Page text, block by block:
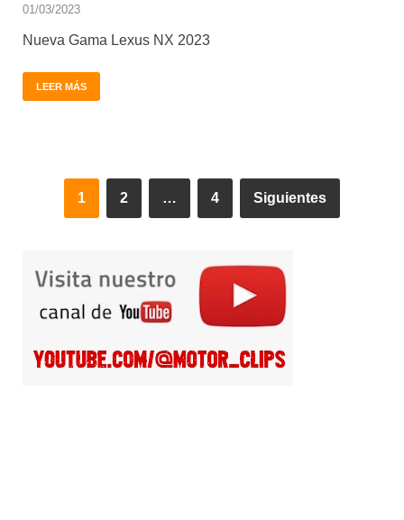
01/03/2023
Nueva Gama Lexus NX 2023
LEER MÁS
1 2 … 4 Siguientes